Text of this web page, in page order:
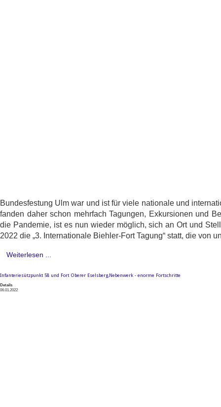
Bundesfestung Ulm war und ist für viele nationale und
fanden daher schon mehrfach Tagungen, Exkursionen und
die Pandemie, ist es nun wieder möglich, sich an Ort und
2022 die „3. Internationale Biehler-Fort Tagung“ statt, die von
Weiterlesen ...
Infanteriesützpunkt 58 und Fort Oberer Eselsberg,Nebenwerk - enorme Fortschritte
Details
06.01.2022